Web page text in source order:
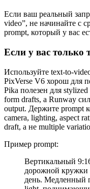
Если ваш реальный
video”, не начинайте с
prompt, который у вас
Если у вас только
Используйте text-to-
PixVerse V6 хорош для
Pika полезен для
form drafts, а Runway
output. Держите prompt
camera, lighting, aspect
draft, а не multiple
Пример prompt:
Вертикальный
дорожной кружки
день. Медленный